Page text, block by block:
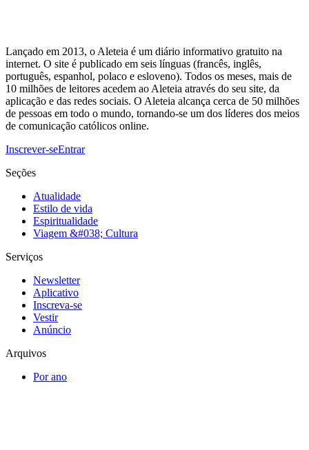
Lançado em 2013, o Aleteia é um diário informativo gratuito na
internet. O site é publicado em seis línguas (francês, inglês,
português, espanhol, polaco e esloveno). Todos os meses, mais de
10 milhões de leitores acedem ao Aleteia através do seu site, da
aplicação e das redes sociais. O Aleteia alcança cerca de 50 milhões
de pessoas em todo o mundo, tornando-se um dos líderes dos meios
de comunicação católicos online.
Inscrever-seEntrar
Seções
Atualidade
Estilo de vida
Espiritualidade
Viagem &#038; Cultura
Serviços
Newsletter
Aplicativo
Inscreva-se
Vestir
Anúncio
Arquivos
Por ano